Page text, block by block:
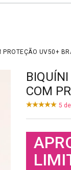
PROTEÇÃO UV50+
COM
5 de